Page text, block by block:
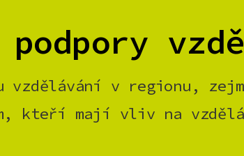
vzdělávání v regionu,
kteří mají vliv na